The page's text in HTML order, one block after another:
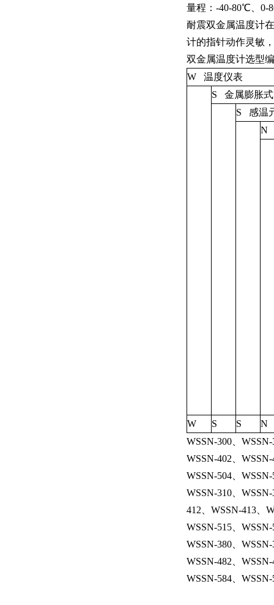
量程： -40-80℃、0-
耐震双金属温度计
计的指针动作灵敏
双金属温度计选型
W   温度仪表
S   金属膨胀式
S   感
N
W S S
N
WSSN-300、
WSSN-402、
WSSN-504、
WSSN-310、
412、WSSN-413、
WSSN-515、WSSN-
WSSN-380、
WSSN-482、
WSSN-584、